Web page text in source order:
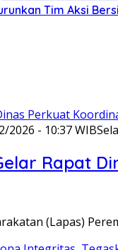
Tim Aksi
2026 - 10:37 WIB
Rapat
(Lapas)